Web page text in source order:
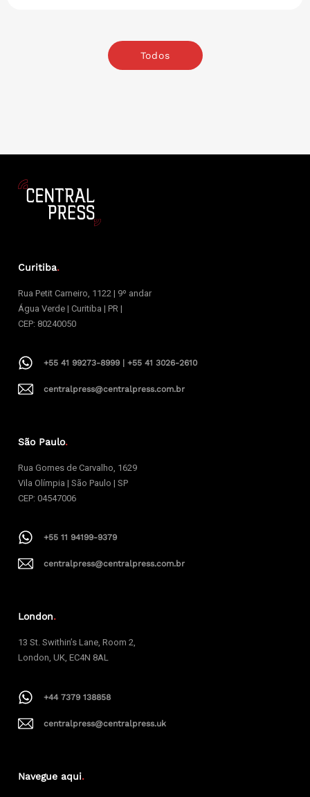
Todos
Curitiba.
Rua Petit Carneiro, 1122 | 9º andar
Água Verde | Curitiba | PR |
CEP: 80240050
+55 41 99273-8999 | +55 41 3026-2610
centralpress@centralpress.com.br
São Paulo.
Rua Gomes de Carvalho, 1629
Vila Olímpia | São Paulo | SP
CEP: 04547006
+55 11 94199-9379
centralpress@centralpress.com.br
London.
13 St. Swithin’s Lane, Room 2,
London, UK, EC4N 8AL
+44 7379 138858
centralpress@centralpress.uk
Navegue aqui.